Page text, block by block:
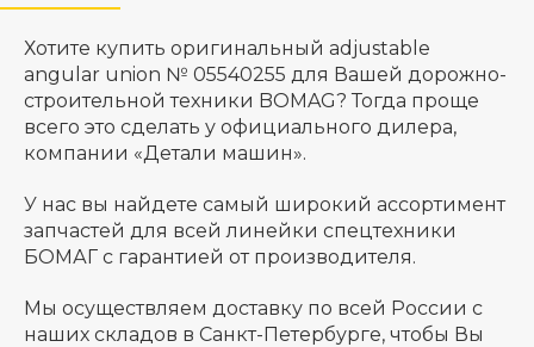
Хотите купить оригинальный adjustable
angular union № 05540255 для Вашей дорожно-
строительной техники BOMAG? Тогда проще
всего это сделать у официального дилера,
компании «Детали машин».
У нас вы найдете самый широкий ассортимент
запчастей для всей линейки спецтехники
БОМАГ с гарантией от производителя.
Мы осуществляем доставку по всей России с
наших складов в Санкт-Петербурге, чтобы Вы